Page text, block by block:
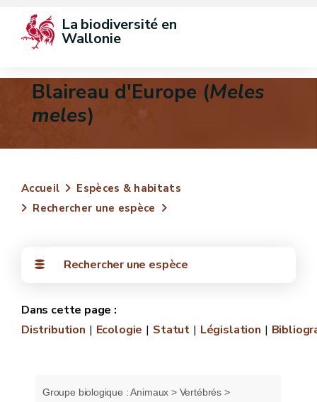
La biodiversité en
Wallonie
Blaireau d'Europe (Meles
meles)
Accueil
Espèces & habitats
Rechercher une espèce
Rechercher une espèce
Distribution Ecologie Statut Législation
Groupe biologique : Animaux > Vertébrés >